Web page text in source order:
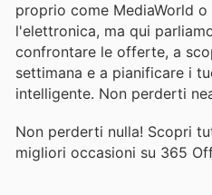
proprio come MediaWorld
l'elettronica, ma qui
confrontare le offerte, a
settimana e a pianificare i
intelligente. Non perderti
Non perderti nulla! Scopri
migliori occasioni su 365